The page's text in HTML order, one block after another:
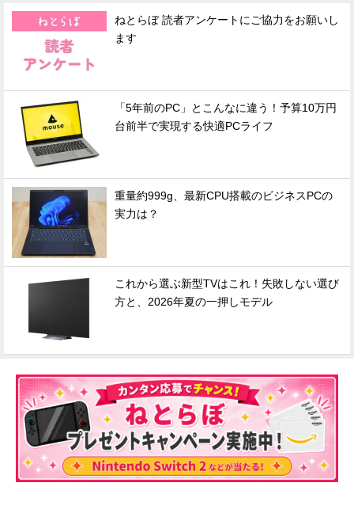
ねとらぼ 読者アンケートにご協力をお願いし
ます
「5年前のPC」とこんなに違う！予算10万円
台前半で実現する快適PCライフ
重量約999g、最新CPU搭載のビジネスPCの
実力は？
これから選ぶ新型TVはこれ！失敗しない選び
方と、2026年夏の一押しモデル